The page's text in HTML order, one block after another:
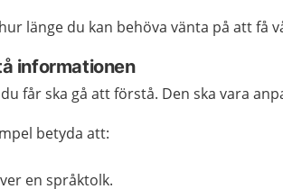
länge du kan behöva vänta på att få
informationen
får ska gå att förstå. Den ska vara
betyda att:
en språktolk.